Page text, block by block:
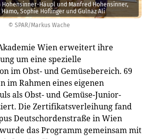
© SPAR/Markus Wache
Hohensinner-Häupl und Manfred Hohensinner,
Hamo, Sophie Höflinger und Gulnaz Ali
Wien erweitert ihre
um eine spezielle
im Obst- und Gemüsebereich. 69
im Rahmen eines eigenen
als Obst- und Gemüse-Junior-
Die Zertifikatsverleihung fand
Deutschordenstraße in Wien
das Programm gemeinsam mit